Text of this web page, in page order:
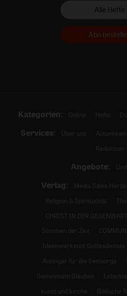
Alle Hefte
Abo
Kategorien: Online Hefte
Services: Über uns
Redaktion
Angebote:
Verlag:
Media Sales
Religion & Spiritualität
CHRIST IN DER GEGENWART
Stimmen der Zeit
Ideenwerkstatt Gottesdienste
Anzeiger für die Seelsorge
Gemeinsam Glauben
kunst und kirche
Biblische